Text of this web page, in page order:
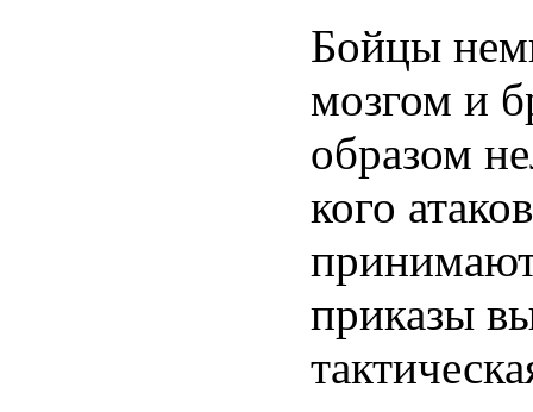
Бойцы
мозгом и
образом
кого
приказы